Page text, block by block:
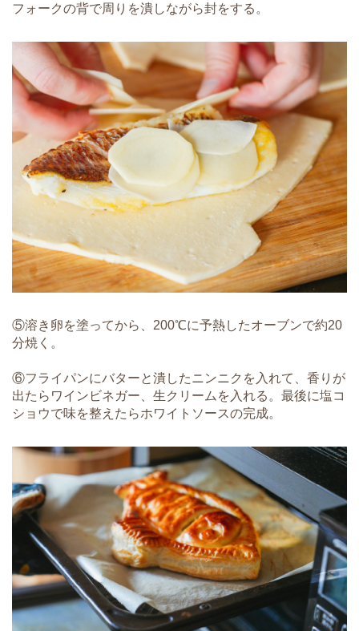
フォークの背で周りを潰しながら封をする。
⑤溶き卵を塗ってから、200℃に予熱したオーブンで約20
分焼く。
⑥フライパンにバターと潰したニンニクを入れて、香りが
出たらワインビネガー、生クリームを入れる。最後に塩コ
ショウで味を整えたらホワイトソースの完成。